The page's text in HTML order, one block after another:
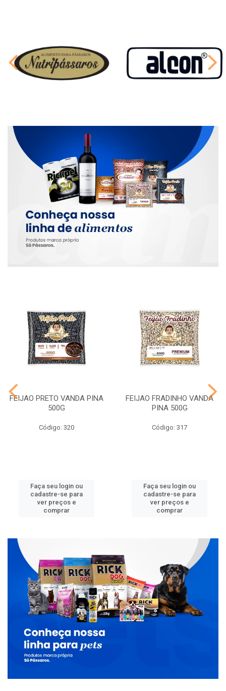
FEIJAO PRETO VANDA PINA
500G
Código: 320
Faça seu login ou
cadastre-se para
ver preços e
comprar
FEIJAO FRADINHO VANDA
PINA 500G
Código: 317
Faça seu login ou
cadastre-se para
ver preços e
comprar